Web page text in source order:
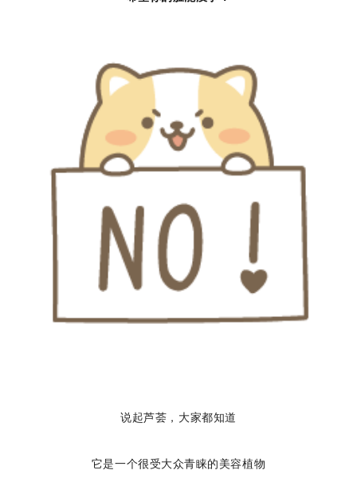
说起芦荟，大家都知道
它是一个很受大众青睐的美容植物